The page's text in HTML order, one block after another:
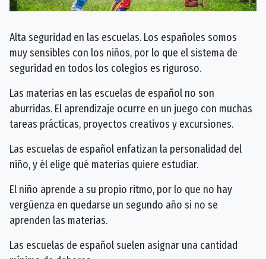
Alta seguridad en las escuelas. Los españoles somos
muy sensibles con los niños, por lo que el sistema de
seguridad en todos los colegios es riguroso.
Las materias en las escuelas de español no son
aburridas. El aprendizaje ocurre en un juego con muchas
tareas prácticas, proyectos creativos y excursiones.
Las escuelas de español enfatizan la personalidad del
niño, y él elige qué materias quiere estudiar.
El niño aprende a su propio ritmo, por lo que no hay
vergüenza en quedarse un segundo año si no se
aprenden las materias.
Las escuelas de español suelen asignar una cantidad